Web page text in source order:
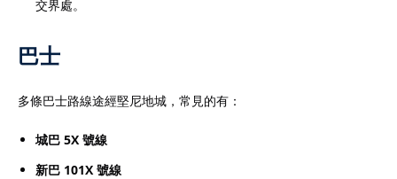
交界處。 ​
巴士
多條巴士路線途經堅尼地城，常見的有：​
城巴 5X 號線
新巴 101X 號線